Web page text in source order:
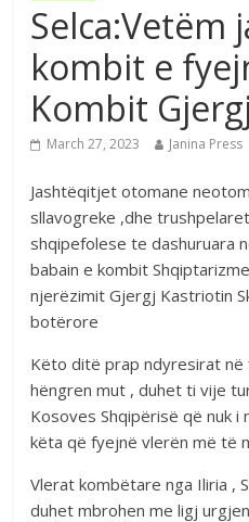
Selca:Vetëm
kombit e
Kombit
March 27, 2023 Janina Press
Jashtëqitjet otomane
sllavogreke ,dhe
shqipefolese te dashuruara
babain e kombit
njerëzimit Gjergj Kastriotin
botërore
Këto ditë prap ndyresirat
hëngren mut , duhet ti vije
Kosoves Shqipërisë që nuk i
këta që fyejnë vlerën më të
Vlerat kombëtare nga Iliria ,
duhet mbrohen me ligj